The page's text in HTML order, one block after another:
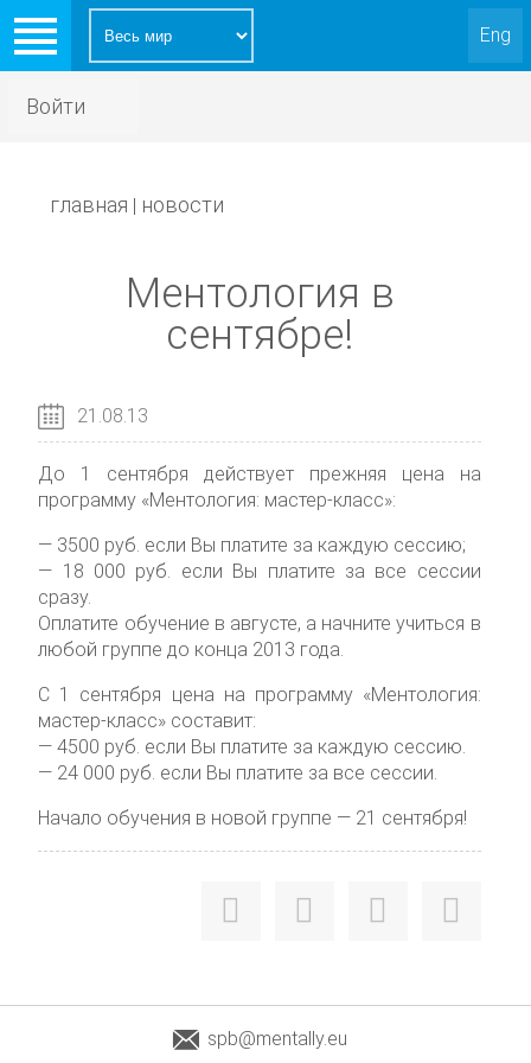
Eng
Войти
главная | новости
Ментология в
сентябре!
21.08.13
До 1 сентября действует прежняя цена на
программу «Ментология: мастер-класс»:
— 3500 руб. если Вы платите за каждую сессию;
— 18 000 руб. если Вы платите за все сессии
сразу.
Оплатите обучение в августе, а начните учиться в
любой группе до конца 2013 года.
С 1 сентября цена на программу «Ментология:
мастер-класс» составит:
— 4500 руб. если Вы платите за каждую сессию.
— 24 000 руб. если Вы платите за все сессии.
Начало обучения в новой группе — 21 сентября!
spb@mentally.eu